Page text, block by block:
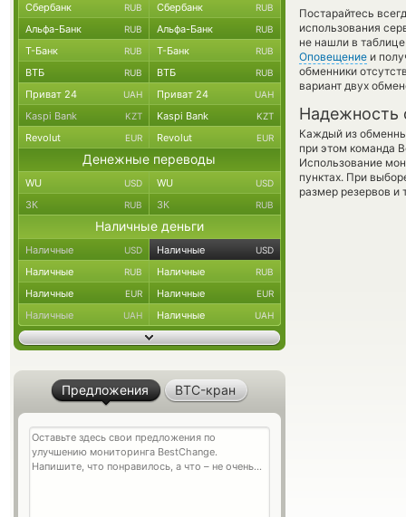
Постарайтесь
использования
не нашли в
Оповещение и
обменники
вариант двух
Надежность
Каждый из
при этом команда
Использование
пунктах. При
размер резервов и
Сбербанк RUB Сбербанк RUB
Альфа-Банк RUB Альфа-Банк RUB
Т-Банк RUB Т-Банк RUB
ВТБ RUB ВТБ RUB
Приват 24 UAH Приват 24 UAH
Kaspi Bank KZT Kaspi Bank KZT
Revolut EUR Revolut EUR
Денежные переводы
WU USD WU USD
ЗК RUB ЗК RUB
Наличные деньги
Наличные USD Наличные USD
Наличные RUB Наличные RUB
Наличные EUR Наличные EUR
Наличные UAH Наличные UAH
Предложения BTC-кран